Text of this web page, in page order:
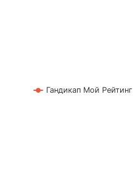
Гандикап Мой Рейтинг